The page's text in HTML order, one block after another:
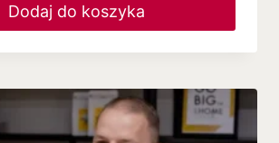
Dodaj do koszyka